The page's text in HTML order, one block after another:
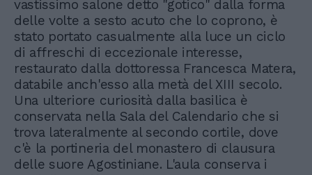
vastissimo salone detto "gotico" dalla forma
delle volte a sesto acuto che lo coprono, è
stato portato casualmente alla luce un ciclo
di affreschi di eccezionale interesse,
restaurato dalla dottoressa Francesca Matera,
databile anch'esso alla metà del XIII secolo.
Una ulteriore curiosità dalla basilica è
conservata nella Sala del Calendario che si
trova lateralmente al secondo cortile, dove
c'è la portineria del monastero di clausura
delle suore Agostiniane. L'aula conserva i